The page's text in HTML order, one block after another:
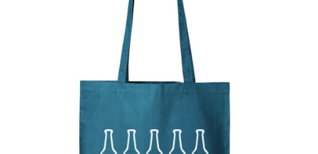
OKAMŽITĚ K ODBĚRU
MÁM SRDCE POMÁHÁM